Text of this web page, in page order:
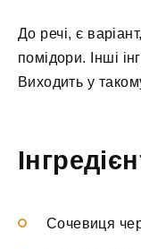
До речі, є
помідори. Інші
Виходить у
Сочевиця